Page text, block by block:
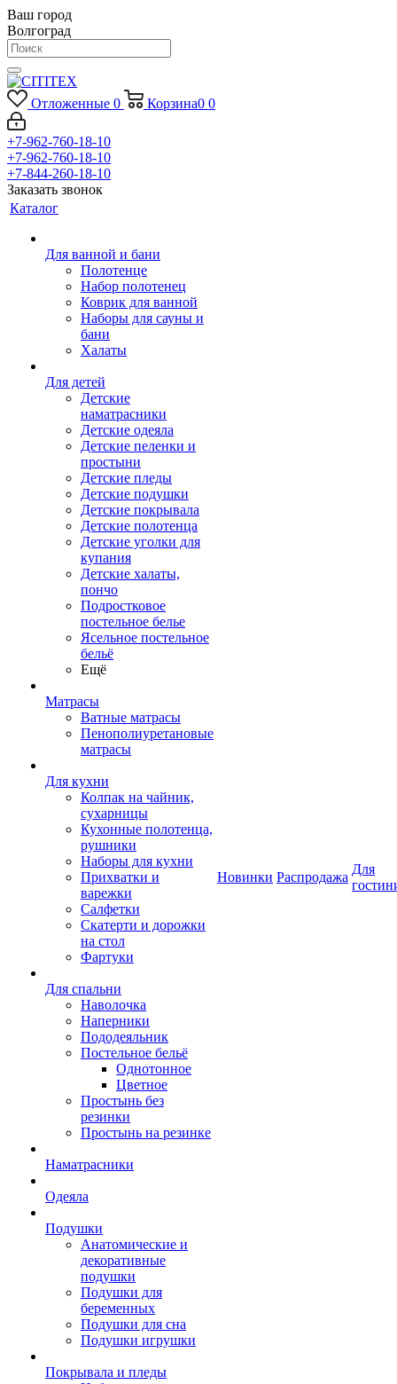
Ваш город
Волгоград
Отложенные 0 Корзина0 0
+7-962-760-18-10
+7-962-760-18-10
+7-844-260-18-10
Заказать звонок
Каталог
Для ванной и бани
Полотенце
Набор полотенец
Коврик для ванной
Наборы для сауны и
бани
Халаты
Для детей
Детские
наматрасники
Детские одеяла
Детские пеленки и
простыни
Детские пледы
Детские подушки
Детские покрывала
Детские полотенца
Детские уголки для
купания
Детские халаты,
пончо
Подростковое
постельное белье
Ясельное постельное
бельё
Ещё
Матрасы
Ватные матрасы
Пенополиуретановые
матрасы
Для кухни
Колпак на чайник,
сухарницы
Кухонные полотенца,
рушники
Наборы для кухни
Прихватки и
варежки
Салфетки
Скатерти и дорожки
на стол
Фартуки
Для спальни
Наволочка
Наперники
Пододеяльник
Постельное бельё
Однотонное
Цветное
Простынь без
резинки
Простынь на резинке
Наматрасники
Одеяла
Подушки
Анатомические и
декоративные
подушки
Подушки для
беременных
Подушки для сна
Подушки игрушки
Покрывала и пледы
Новинки Распродажа
Для